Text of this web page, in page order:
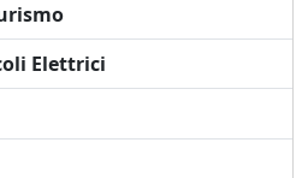
Elettrici